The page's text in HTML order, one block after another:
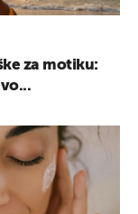
za motiku: